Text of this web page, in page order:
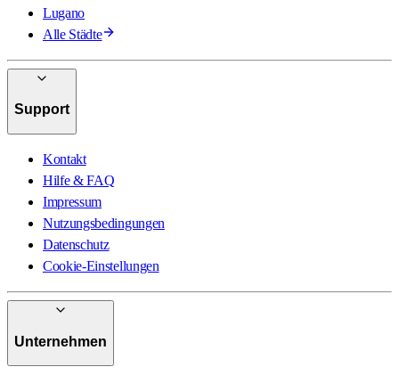
Lugano
Alle Städte
Support
Kontakt
Hilfe & FAQ
Impressum
Nutzungsbedingungen
Datenschutz
Cookie-Einstellungen
Unternehmen